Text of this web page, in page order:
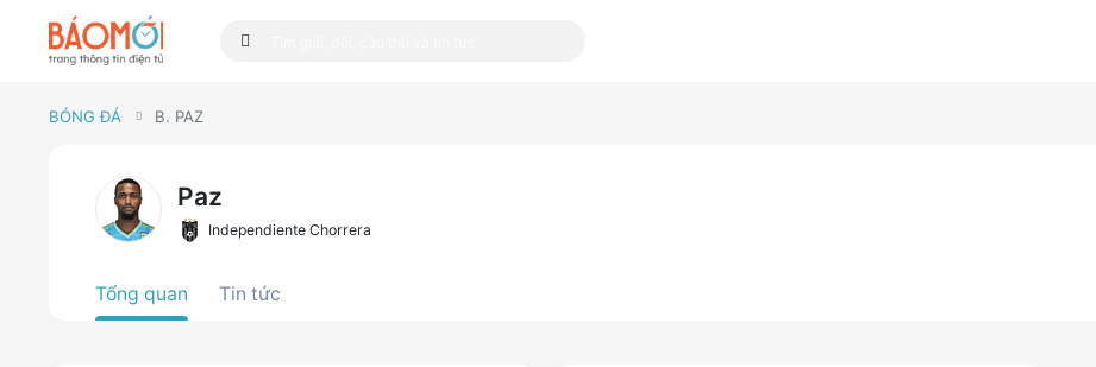
BÓNG ĐÁ B. PAZ
Paz
Independiente Chorrera
Tổng quan Tin tức